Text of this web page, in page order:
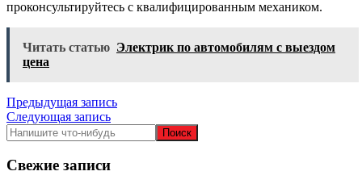
проконсультируйтесь с квалифицированным механиком.
Читать статью Электрик по автомобилям с выездом
цена
Навигация
по
записям
Предыдущая запись
Следующая запись
Свежие записи